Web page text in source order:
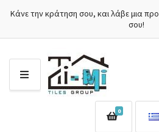
Κάνε την κράτηση σου, και λάβε μια
σου!
Μ
Ε
0